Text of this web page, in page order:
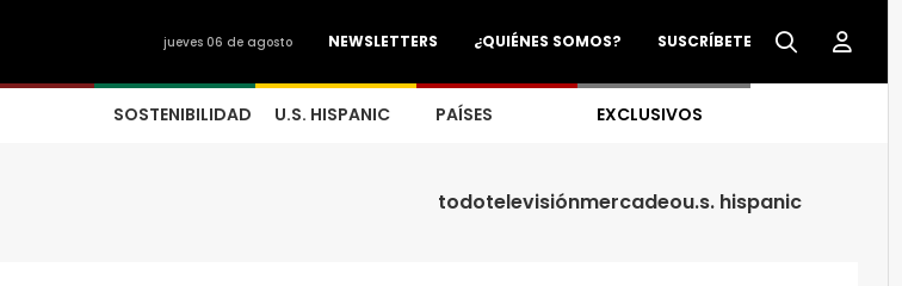
SUSCRÍBETE
¿QUIÉNES SOMOS?
NEWSLETTERS
jueves 06 de agosto
SOSTENIBILIDAD U.S. HISPANIC PAÍSES EXCLUSIVOS
todotelevisiónmercadeou.s. hispanic